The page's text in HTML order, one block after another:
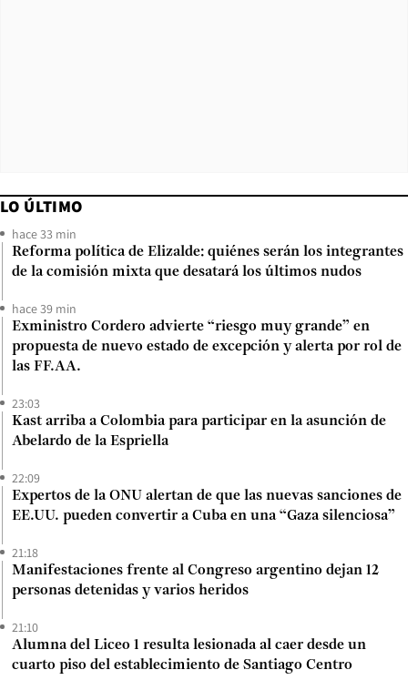
LO ÚLTIMO
hace 33 min
Reforma política de Elizalde: quiénes serán los integrantes
de la comisión mixta que desatará los últimos nudos
hace 39 min
Exministro Cordero advierte “riesgo muy grande” en
propuesta de nuevo estado de excepción y alerta por rol de
las FF.AA.
23:03
Kast arriba a Colombia para participar en la asunción de
Abelardo de la Espriella
22:09
Expertos de la ONU alertan de que las nuevas sanciones de
EE.UU. pueden convertir a Cuba en una “Gaza silenciosa”
21:18
Manifestaciones frente al Congreso argentino dejan 12
personas detenidas y varios heridos
21:10
Alumna del Liceo 1 resulta lesionada al caer desde un
cuarto piso del establecimiento de Santiago Centro